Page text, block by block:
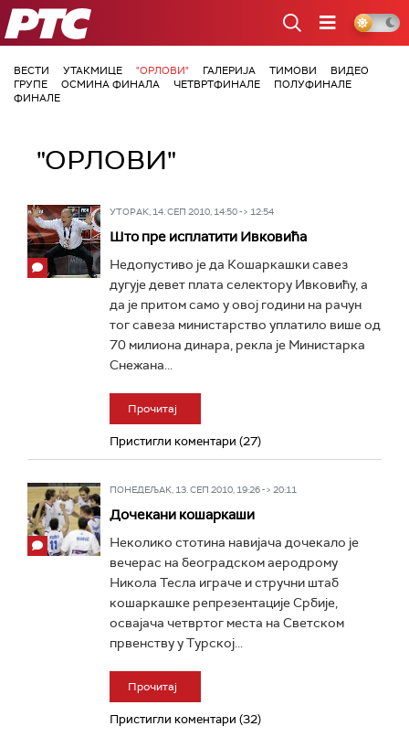
РТС
ВЕСТИ УТАКМИЦЕ "ОРЛОВИ" ГАЛЕРИЈА ТИМОВИ
ВИДЕО
ГРУПЕ
ОСМИНА ФИНАЛА ЧЕТВРТФИНАЛЕ
ПОЛУФИНАЛЕ
ФИНАЛЕ
"ОРЛОВИ"
УТОРАК, 14. СЕП 2010, 14:50 -> 12:54
Што пре исплатити Ивковића
Недопустиво је да Кошаркашки савез
дугује девет плата селектору Ивковићу, а
да је притом само у овој години на рачун
тог савеза министарство уплатило више од
70 милиона динара, рекла је Министарка
Снежана...
Прочитај
Пристигли коментари (27)
ПОНЕДЕЉАК, 13. СЕП 2010, 19:26 -> 20:11
Дочекани кошаркаши
Неколико стотина навијача дочекало је
вечерас на београдском аеродрому
Никола Тесла играче и стручни штаб
кошаркашке репрезентације Србије,
освајача четвртог места на Светском
првенству у Турској...
Прочитај
Пристигли коментари (32)